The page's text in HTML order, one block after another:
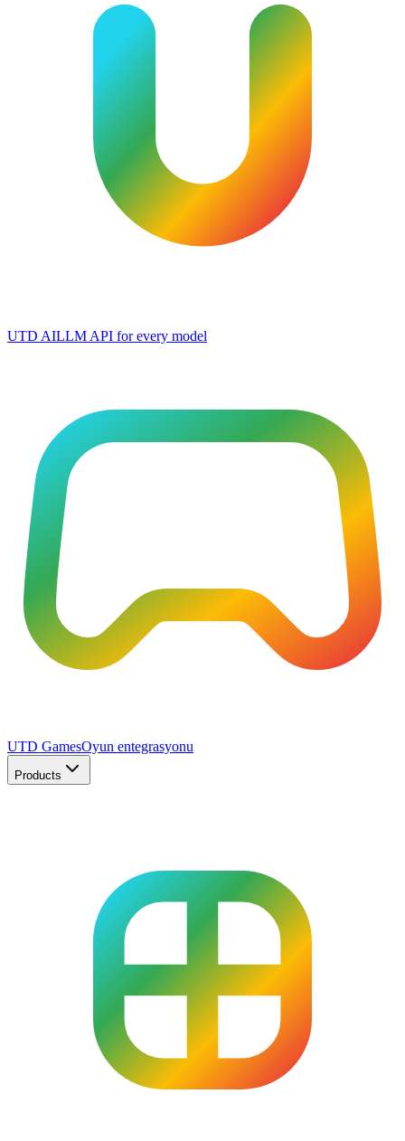
UTD AILLM API for every model
UTD GamesOyun entegrasyonu
Products